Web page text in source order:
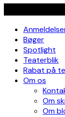
Bøger
Spotlight
Teaterblik
Rabat på
Om os
Om
Om